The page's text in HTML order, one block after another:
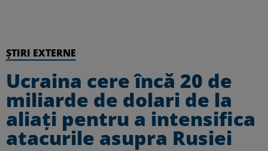
ȘTIRI EXTERNE
Ucraina cere încă 20 de
miliarde de dolari de la
aliați pentru a intensifica
atacurile asupra Rusiei